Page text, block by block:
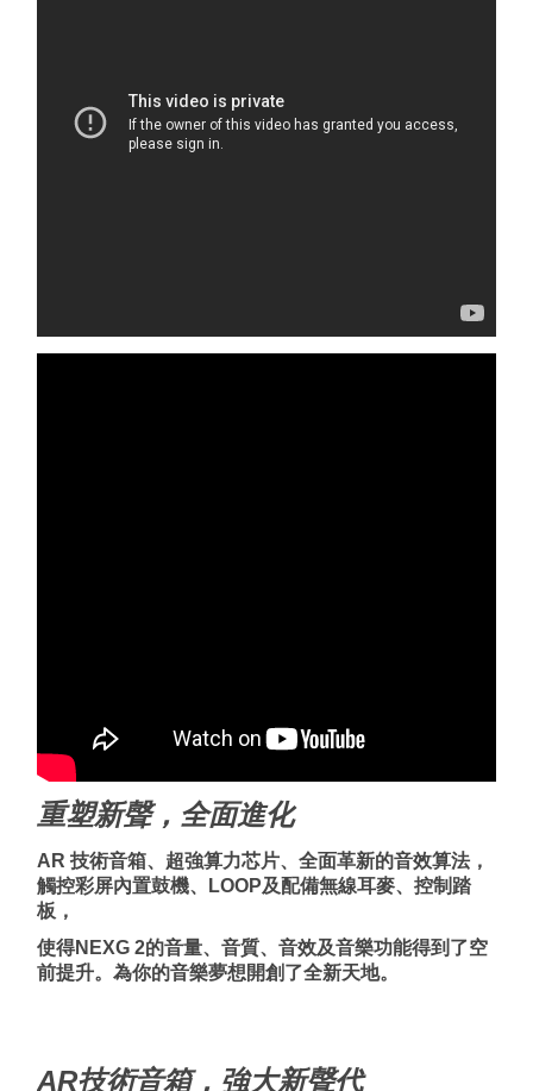
重塑新聲，全面進化
AR 技術音箱、超強算力芯片、全面革新的音效算法，
觸控彩屏內置鼓機、
LOOP及配備無線耳麥、控制踏
板，
使得NEXG 2的音量、音質、音效及音樂功能得到了空
前提升。為你的音樂夢想開創了全新天地。
AR技術音箱，強大新聲代